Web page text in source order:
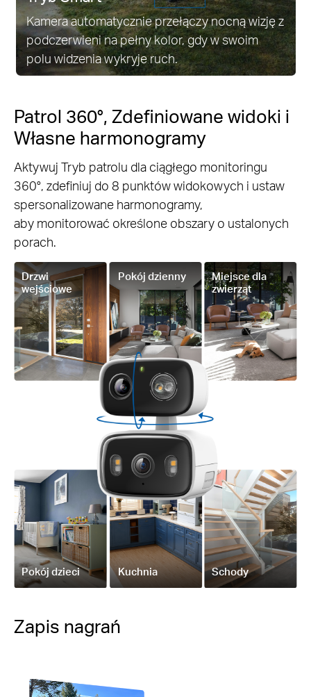
Kamera automatycznie przełączy nocną wizję z
podczerwieni na pełny kolor, gdy w swoim
polu widzenia wykryje ruch.
Patrol 360°, Zdefiniowane widoki i
Własne harmonogramy
Aktywuj Tryb patrolu dla ciągłego monitoringu
360°, zdefiniuj do 8 punktów widokowych i ustaw
spersonalizowane harmonogramy,
aby monitorować określone obszary o ustalonych
porach.
Drzwi
wejściowe
Pokój dzienny
Miejsce dla
zwierząt
Pokój dzieci Kuchnia Schody
Zapis nagrań